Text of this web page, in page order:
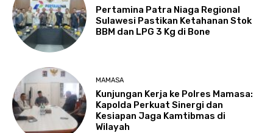
Pertamina Patra Niaga Regional
Sulawesi Pastikan Ketahanan Stok
BBM dan LPG 3 Kg di Bone
MAMASA
Kunjungan Kerja ke Polres Mamasa:
Kapolda Perkuat Sinergi dan
Kesiapan Jaga Kamtibmas di
Wilayah